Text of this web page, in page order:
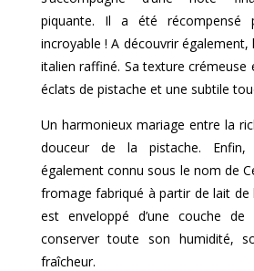
piquante. Il a été récompensé
incroyable ! A découvrir également,
italien raffiné. Sa texture crémeuse
éclats de pistache et une subtile
Un harmonieux mariage entre la
douceur de la pistache.
également connu sous le nom de
fromage fabriqué à partir de lait de
est enveloppé d’une couche de
conserver toute son humidité,
fraîcheur.